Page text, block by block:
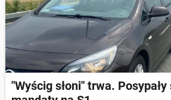
"Wyścig słoni" trwa.